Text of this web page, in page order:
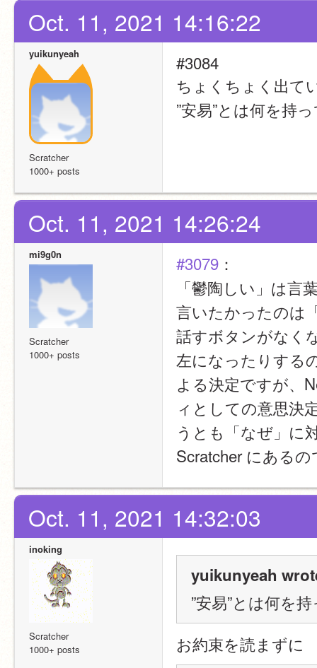
Oct. 11, 2021 14:16:22
yuikunyeah
Scratcher
1000+ posts
#3084
ちょくちょく出て
”安易”とは何を持
Oct. 11, 2021 14:26:24
mi9g0n
Scratcher
1000+ posts
#3079 ：
「鬱陶しい」は
言いたかったのは
話すボタンがなく
左になったりする
よる決定ですが、
ィとしての意思決
うとも「なぜ」に
Scratcher にある
Oct. 11, 2021 14:32:03
inoking
Scratcher
1000+ posts
yuikunyeah
”安易”とは何を
お約束を読まずに